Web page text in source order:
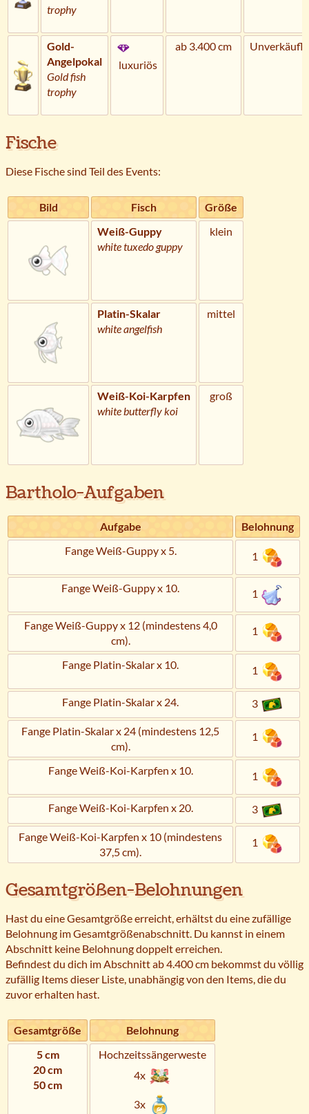
trophy
Gold-
Angelpokal
Gold fish
trophy
luxuriös
ab 3.400 cm
Fische
Diese Fische sind Teil des Events:
Bild Fisch
Größe
Weiß-Guppy
white tuxedo guppy
klein
Platin-Skalar
white angelfish
mittel
Weiß-Koi-Karpfen
white butterfly koi
groß
Bartholo-Aufgaben
Aufgabe
Belohnung
Fange Weiß-Guppy x 5.
1
Fange Weiß-Guppy x 10. 1
Fange Weiß-Guppy x 12 (mindestens 4,0
cm).
1
Fange Platin-Skalar x 10. 1
Fange Platin-Skalar x 24. 3
Fange Platin-Skalar x 24 (mindestens 12,5
cm).
1
Fange Weiß-Koi-Karpfen x 10. 1
Fange Weiß-Koi-Karpfen x 20. 3
Fange Weiß-Koi-Karpfen x 10 (mindestens
37,5 cm).
1
Gesamtgrößen-Belohnungen
Hast du eine Gesamtgröße erreicht, erhältst du eine zufällige
Belohnung im Gesamtgrößenabschnitt. Du kannst in einem
Abschnitt keine Belohnung doppelt erreichen.
Befindest du dich im Abschnitt ab 4.400 cm bekommst du völlig
zufällig Items dieser Liste, unabhängig von den Items, die du
zuvor erhalten hast.
Gesamtgröße
Belohnung
5 cm
20 cm
50 cm
Hochzeitssängerweste
4x
3x